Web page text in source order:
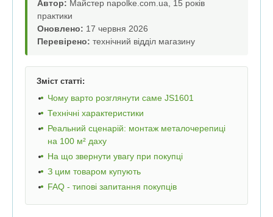
Автор: Майстер napolke.com.ua, 15 років
практики
Оновлено: 17 червня 2026
Перевірено: технічний відділ магазину
Зміст статті:
Чому варто розглянути саме JS1601
Технічні характеристики
Реальний сценарій: монтаж металочерепиці
на 100 м² даху
На що звернути увагу при покупці
З цим товаром купують
FAQ - типові запитання покупців